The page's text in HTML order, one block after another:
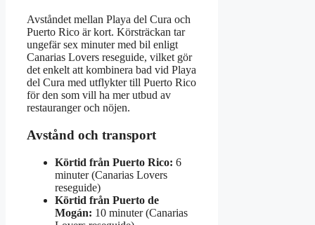
Avståndet mellan Playa del Cura och
Puerto Rico är kort. Körsträckan tar
ungefär sex minuter med bil enligt
Canarias Lovers reseguide, vilket gör
det enkelt att kombinera bad vid Playa
del Cura med utflykter till Puerto Rico
för den som vill ha mer utbud av
restauranger och nöjen.
Avstånd och transport
Körtid från Puerto Rico: 6
minuter (Canarias Lovers
reseguide)
Körtid från Puerto de
Mogán: 10 minuter (Canarias